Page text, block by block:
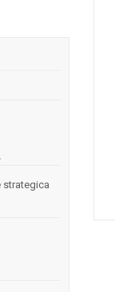
.
strategica